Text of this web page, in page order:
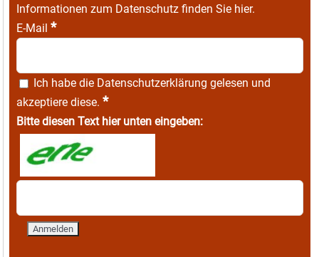
Informationen zum Datenschutz finden Sie hier.
E-Mail *
Ich habe die Datenschutzerklärung gelesen und
akzeptiere diese. *
Bitte diesen Text hier unten eingeben: